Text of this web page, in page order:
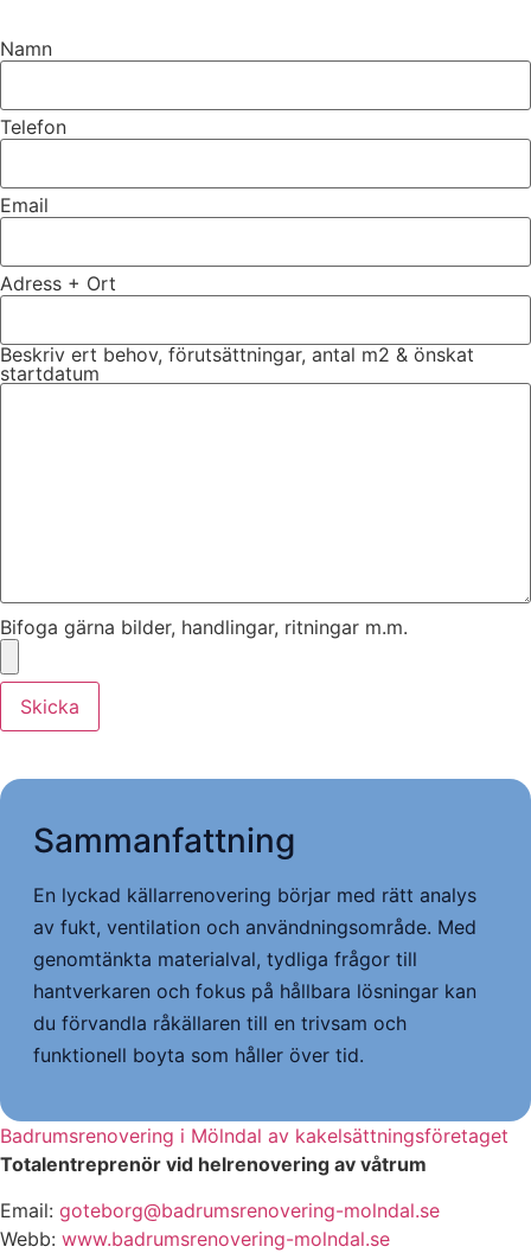
Namn
Telefon
Email
Adress + Ort
Beskriv ert behov, förutsättningar, antal m2 & önskat
startdatum
Bifoga gärna bilder, handlingar, ritningar m.m.
Skicka
Sammanfattning
En lyckad källarrenovering börjar med rätt analys
av fukt, ventilation och användningsområde. Med
genomtänkta materialval, tydliga frågor till
hantverkaren och fokus på hållbara lösningar kan
du förvandla råkällaren till en trivsam och
funktionell boyta som håller över tid.
Badrumsrenovering i Mölndal av kakelsättningsföretaget
Totalentreprenör vid helrenovering av våtrum
Email: goteborg@badrumsrenovering-molndal.se
Webb: www.badrumsrenovering-molndal.se